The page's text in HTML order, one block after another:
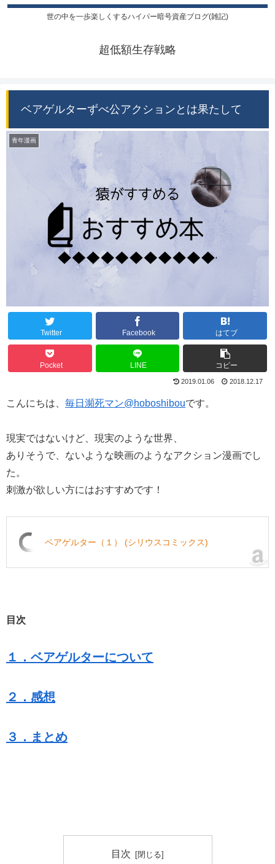
世の中を一歩楽しくするハイパー暗号資産ブログ(雑記)
超低額生存戦略
ベアゲルターずべ公アクションとは果たして
青年漫画
Twitter Facebook はてブ
Pocket LINE コピー
2019.01.06 2018.12.17
こんにちは、 毎日瀕死マン@hoboshibouです。
現実ではないけど、現実のような世界、
ありそうで、ないような映画のようなアクション漫画でし
た。
刺激が欲しい方にはおすすめです！
ベアゲルター（１） (シリウスコミックス)
目次
１．ベアゲルターについて
２．感想
３．まとめ
目次